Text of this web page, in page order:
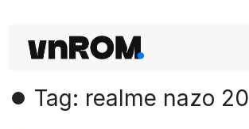
Tag: realme nazo 20